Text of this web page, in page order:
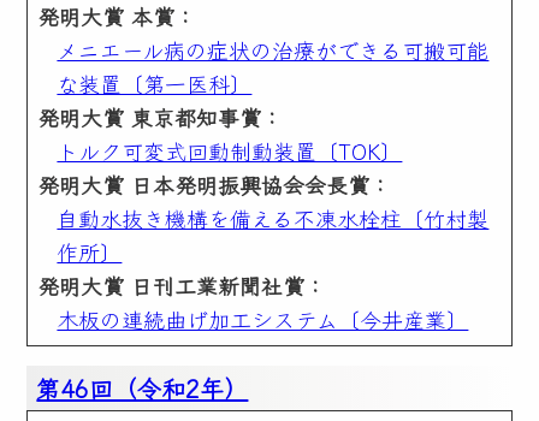
発明大賞 本賞：
メニエール病の症状の治療ができる可搬可能
な装置〔第一医科〕
発明大賞 東京都知事賞：
トルク可変式回動制動装置〔TOK〕
発明大賞 日本発明振興協会会長賞：
自動水抜き機構を備える不凍水栓柱〔竹村製
作所〕
発明大賞 日刊工業新聞社賞：
木板の連続曲げ加工システム〔今井産業〕
第46回（令和2年）